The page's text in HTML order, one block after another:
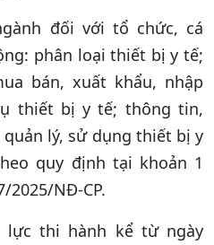
đối với tổ chức, cá
phân loại thiết bị y tế;
bán, xuất khẩu, nhập
thiết bị y tế; thông tin,
lý, sử dụng thiết bị y
quy định tại khoản 1
2025/NĐ-CP.
lực thi hành kể từ ngày